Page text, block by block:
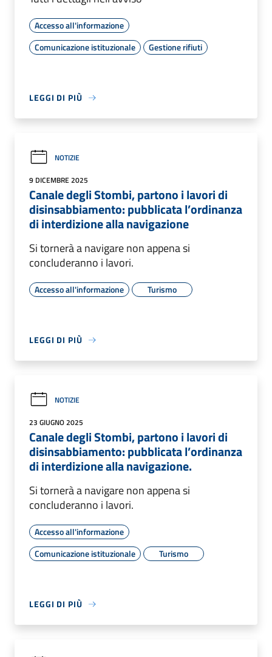
Accesso all'informazione
Comunicazione istituzionale
Gestione rifiuti
LEGGI DI PIÙ
NOTIZIE
9 DICEMBRE 2025
Canale degli Stombi, partono i lavori di
disinsabbiamento: pubblicata l’ordinanza
di interdizione alla navigazione
Si tornerà a navigare non appena si
concluderanno i lavori.
Accesso all'informazione Turismo
LEGGI DI PIÙ
NOTIZIE
23 GIUGNO 2025
Canale degli Stombi, partono i lavori di
disinsabbiamento: pubblicata l’ordinanza
di interdizione alla navigazione.
Si tornerà a navigare non appena si
concluderanno i lavori.
Accesso all'informazione
Comunicazione istituzionale
Turismo
LEGGI DI PIÙ